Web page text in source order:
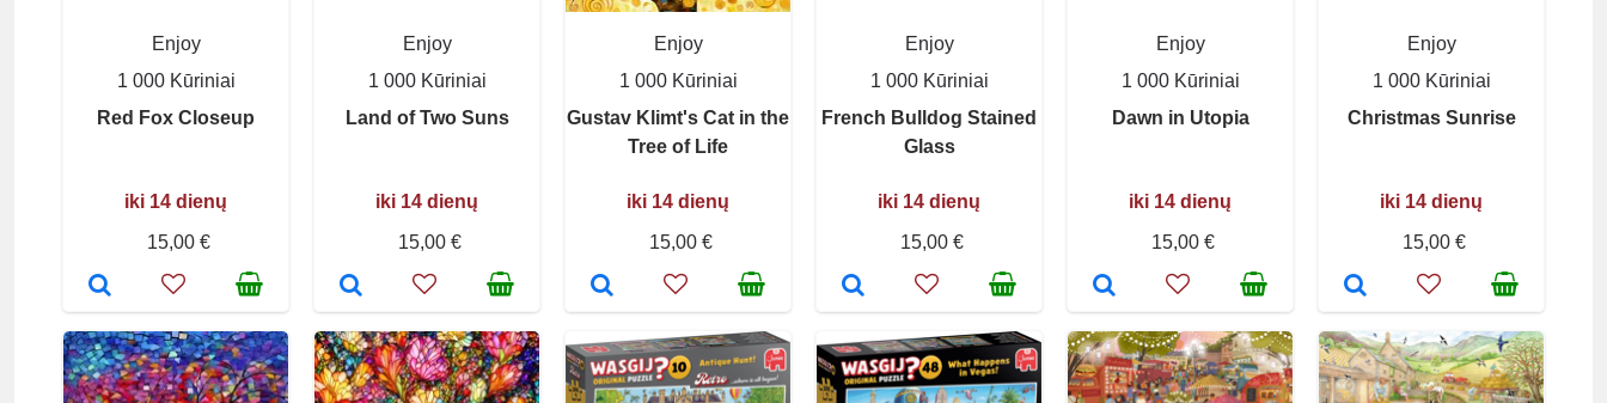
Enjoy
1 000 Kūriniai
Red Fox Closeup
iki 14 dienų
15,00 €
Enjoy
1 000 Kūriniai
Land of Two Suns
iki 14 dienų
15,00 €
Enjoy
1 000 Kūriniai
Gustav Klimt's Cat in the
Tree of Life
iki 14 dienų
15,00 €
Enjoy
1 000 Kūriniai
French Bulldog Stained
Glass
iki 14 dienų
15,00 €
Enjoy
1 000 Kūriniai
Dawn in Utopia
iki 14 dienų
15,00 €
Enjoy
1 000 Kūriniai
Christmas Sunrise
iki 14 dienų
15,00 €